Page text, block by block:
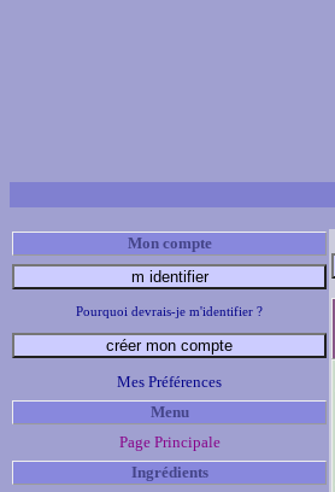
Mon compte
Pourquoi devrais-je m'identifier ?
Mes Préférences
Menu
Page Principale
Ingrédients